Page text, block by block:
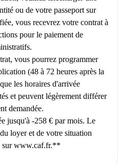
ou de votre passeport sur
vous recevrez votre contrat à
pour le paiement de
vous pourrez programmer
(48 à 72 heures après la
les horaires d'arrivée
et peuvent légèrement différer
demandée.
jusqu'à -258 € par mois. Le
loyer et de votre situation
sur www.caf.fr.**